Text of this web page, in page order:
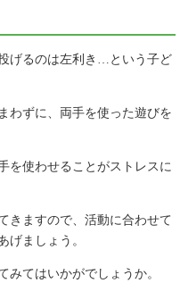
げるのは左利き…という子ど
わずに、両手を使った遊びを
を使わせることがストレスに
きますので、活動に合わせて
げましょう。
みてはいかがでしょうか。